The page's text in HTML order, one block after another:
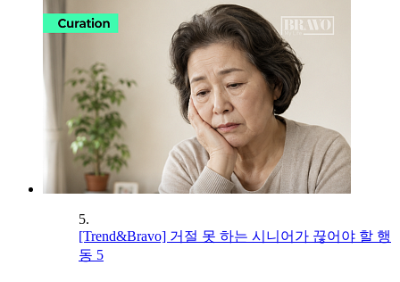
5.
[Trend&Bravo] 거절 못 하는 시니어가 끊어야 할 행
동 5